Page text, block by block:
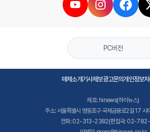
PC버전
매체소개기사제보광고문의개인정보
제호: hinews(하이뉴스)
주소: 서울특별시 영등포구 국제금융로2길 17 시
전화: 02-313-2382(편집국: 02-